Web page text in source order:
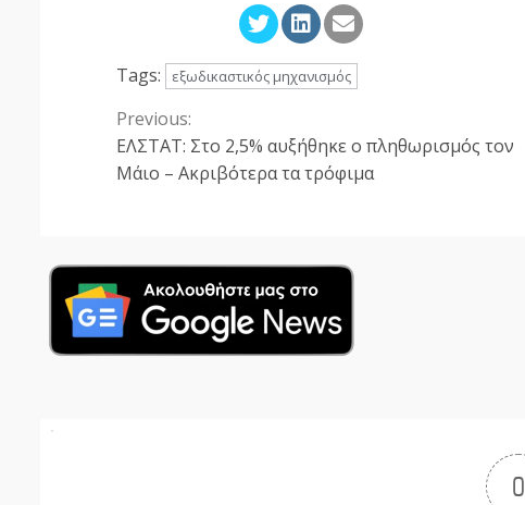
Tags: εξωδικαστικός μηχανισμός
Continue
Reading
Previous:
ΕΛΣΤΑΤ: Στο 2,5% αυξήθηκε ο πληθωρισμός τον
Μάιο – Ακριβότερα τα τρόφιμα
0